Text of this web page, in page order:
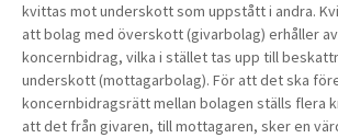
kvittas mot underskott som uppstått i andra.
att bolag med överskott (givarbolag) erhåller
koncernbidrag, vilka i stället tas upp till
underskott (mottagarbolag). För att det ska
koncernbidragsrätt mellan bolagen ställs flera
att det från givaren, till mottagaren, sker en